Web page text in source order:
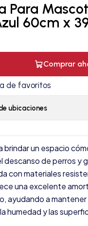
Para
60cm x
Comprar
de favoritos
ubicaciones
brindar un espacio
descanso de perros y
con materiales
una excelente
ayudando a
humedad y las